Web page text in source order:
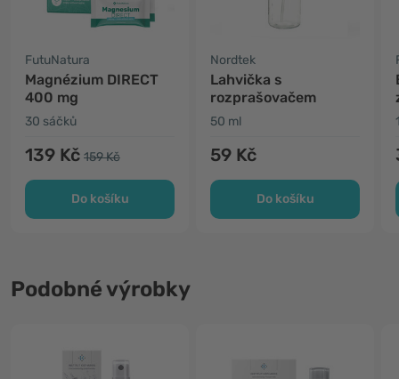
FutuNatura
Magnézium DIRECT
400 mg
30 sáčků
139 Kč 159 Kč
Do košíku
Nordtek
Lahvička s
rozprašovačem
50 ml
59 Kč
Do košíku
Podobné výrobky